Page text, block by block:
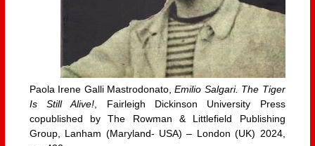
Paola Irene Galli Mastrodonato,Emilio Salgari. The Tiger
Is Still Alive! , Fairleigh Dickinson University Press
copublished by The Rowman & Littlefield Publishing
Group, Lanham (Maryland- USA) – London (UK) 2024,